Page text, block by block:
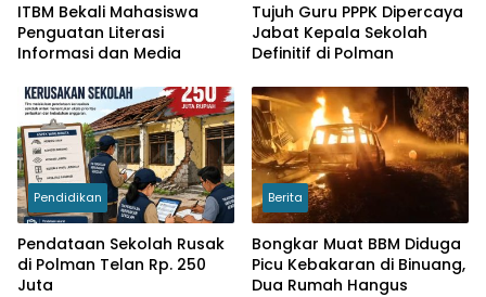
ITBM Bekali Mahasiswa
Penguatan Literasi
Informasi dan Media
Tujuh Guru PPPK Dipercaya
Jabat Kepala Sekolah
Definitif di Polman
Pendidikan
Pendataan Sekolah Rusak
di Polman Telan Rp. 250
Juta
Berita
Bongkar Muat BBM Diduga
Picu Kebakaran di Binuang,
Dua Rumah Hangus